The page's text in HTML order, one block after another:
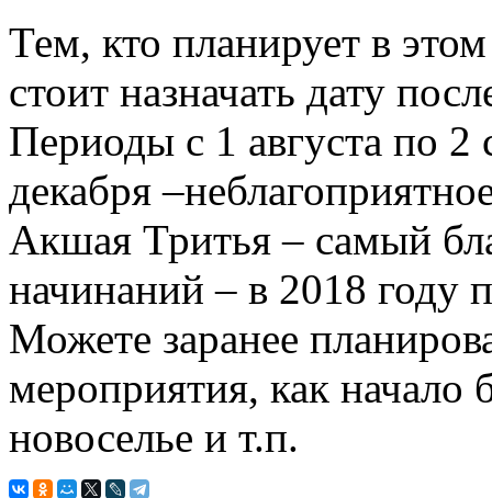
Тем, кто планирует в
стоит назначать дату
Периоды с 1 августа по 2
декабря
Акшая Тритья – самый
начинаний – в 2018 году
Можете заранее
мероприятия, как начало
новоселье и т.п.